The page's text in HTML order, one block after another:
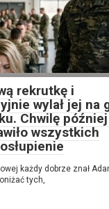
rekrutkę i
wylał jej na
Chwilę
wszystkich
każdy dobrze znał
tych,